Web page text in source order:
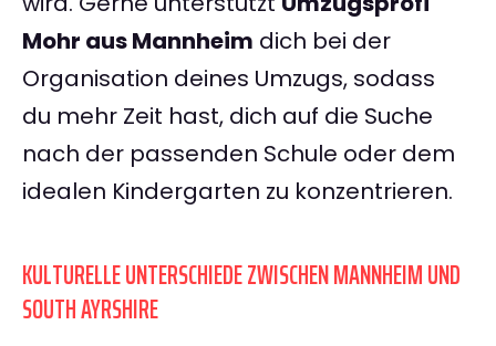
Mohr aus Mannheim dich bei der
Organisation deines Umzugs, sodass
du mehr Zeit hast, dich auf die Suche
nach der passenden Schule oder dem
idealen Kindergarten zu konzentrieren.
KULTURELLE UNTERSCHIEDE ZWISCHEN MANNHEIM UND
SOUTH AYRSHIRE